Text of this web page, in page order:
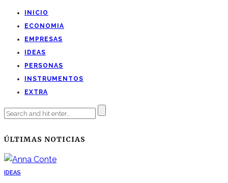
INICIO
ECONOMIA
EMPRESAS
IDEAS
PERSONAS
INSTRUMENTOS
EXTRA
ÚLTIMAS NOTICIAS
IDEAS